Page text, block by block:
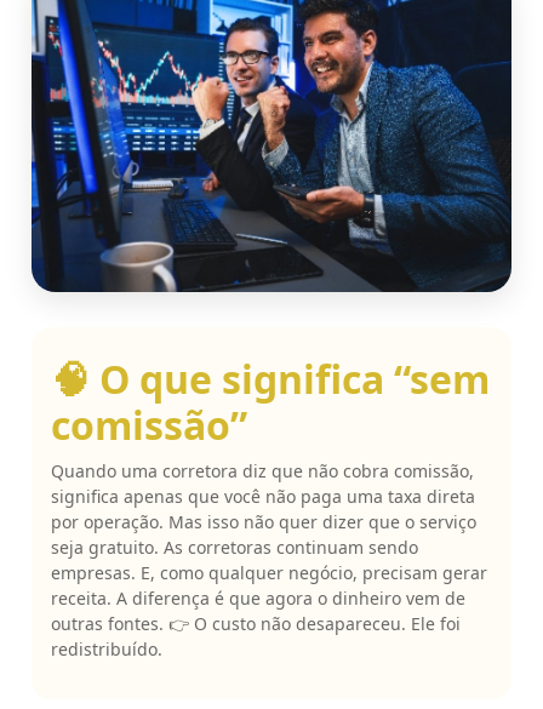
🧠 O que significa “sem
comissão”
Quando uma corretora diz que não cobra comissão,
significa apenas que você não paga uma taxa direta
por operação. Mas isso não quer dizer que o serviço
seja gratuito. As corretoras continuam sendo
empresas. E, como qualquer negócio, precisam gerar
receita. A diferença é que agora o dinheiro vem de
outras fontes. 👉 O custo não desapareceu. Ele foi
redistribuído.